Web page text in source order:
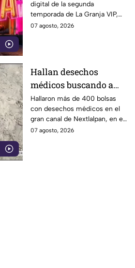
digital de la segunda
temporada de La Granja VIP,
donde compartirá entrevistas,
07 agosto, 2026
Hallan desechos
médicos buscando a
menor en el Estado de
México
Hallaron más de 400 bolsas
con desechos médicos en el
gran canal de Nextlalpan, en el
Estado de México.
07 agosto, 2026